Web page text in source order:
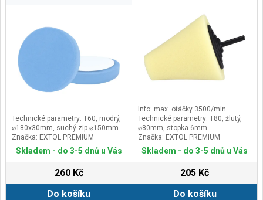
Technické parametry: T60, modrý,
⌀180x30mm, suchý zip ⌀150mm
Značka: EXTOL PREMIUM
Skladem - do 3-5 dnů u Vás
260 Kč
Do košíku
Info: max. otáčky 3500/min
Technické parametry: T80, žlutý,
⌀80mm, stopka 6mm
Značka: EXTOL PREMIUM
Skladem - do 3-5 dnů u Vás
205 Kč
Do košíku